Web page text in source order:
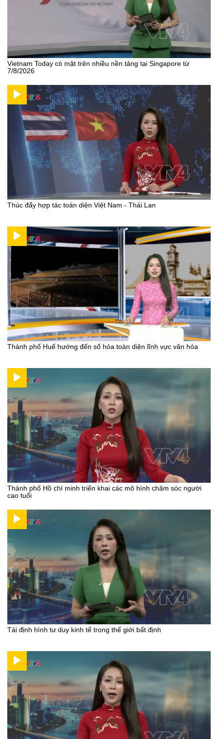
Vietnam Today có mặt trên nhiều nền tảng tại Singapore từ
7/8/2026
Thúc đẩy hợp tác toàn diện Việt Nam - Thái Lan
Thành phố Huế hướng đến số hóa toàn diện lĩnh vực văn hóa
Thành phố Hồ chí minh triển khai các mô hình chăm sóc người
cao tuổi
Tái định hình tư duy kinh tế trong thế giới bất định